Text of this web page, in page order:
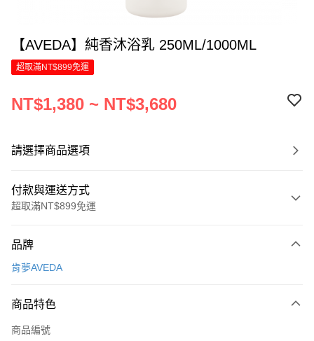
【AVEDA】純香沐浴乳 250ML/1000ML
超取滿NT$899免運
NT$1,380 ~ NT$3,680
請選擇商品選項
付款與運送方式
超取滿NT$899免運
信用卡一次付款
Apple Pay
街口支付
品牌
肯夢AVEDA
商品特色
商品編號